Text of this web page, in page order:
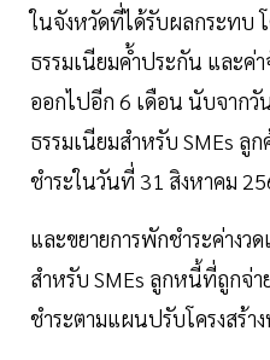
ในจังหวัดที่ได้รับผลกระทบ
ธรรมเนียมค้ำประกัน และค่
ออกไปอีก 6 เดือน นับจากวั
ธรรมเนียมสำหรับ SMEs ลู
ชำระในวันที่ 31 สิงหาคม
และขยายการพักชำระค่างว
สำหรับ SMEs ลูกหนี้ที่ถูกจ่า
ชำระตามแผนปรับโครงสร้